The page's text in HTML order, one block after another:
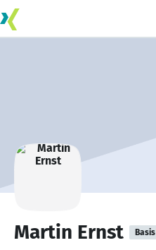
Martin Ernst Basis